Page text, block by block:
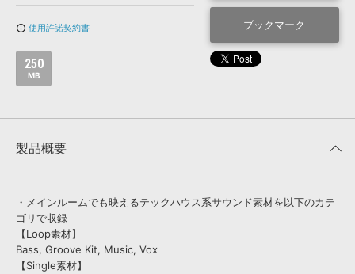
APS
SLS
info_outline 使用許諾契約書
250
MB
ブックマーク
製品概要
・メインルームでも映えるテックハウス系サウンド素材を以下のカテ
ゴリで収録
【Loop素材】
Bass, Groove Kit, Music, Vox
【Single素材】